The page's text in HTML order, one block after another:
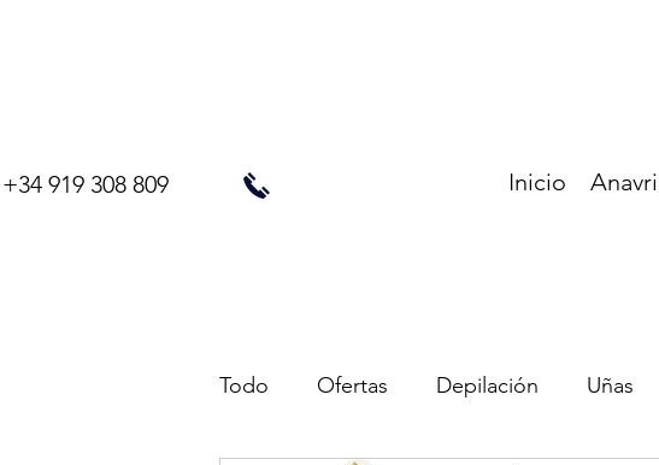
+34 919 308 809 Inicio
Todo Ofertas Depilación Uñas